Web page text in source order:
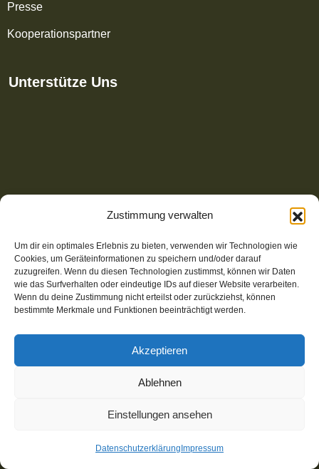
Zustimmung verwalten
Um dir ein optimales Erlebnis zu bieten, verwenden wir Technologien wie
Cookies, um Geräteinformationen zu speichern und/oder darauf
zuzugreifen. Wenn du diesen Technologien zustimmst, können wir Daten
wie das Surfverhalten oder eindeutige IDs auf dieser Website verarbeiten.
Wenn du deine Zustimmung nicht erteilst oder zurückziehst, können
bestimmte Merkmale und Funktionen beeinträchtigt werden.
Akzeptieren
Ablehnen
Einstellungen ansehen
Datenschutzerklärung Impressum
Presse
Kooperationspartner
Unterstütze Uns
© 2025-2026 Wear-Share | Website mit Open Source CMS,
klimafreundlich gehostet bei STRATO | Umsetzung: